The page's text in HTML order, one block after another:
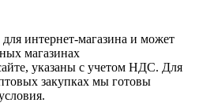
интернет-магазина и может
магазинах
указаны с учетом НДС. Для
закупках мы готовы